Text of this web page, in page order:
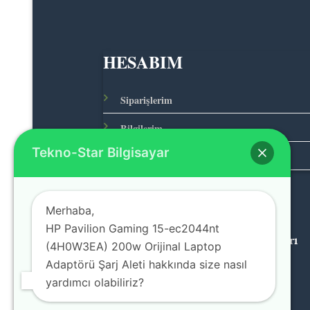
HESABIM
Siparişlerim
Bilgilerim
Adreslerim
© 2026 Teknolojinin Starı
Tekno-Star Bilgisayar
Merhaba,
HP Pavilion Gaming 15-ec2044nt
(4H0W3EA) 200w Orijinal Laptop
Adaptörü Şarj Aleti hakkında size nasıl
yardımcı olabiliriz?